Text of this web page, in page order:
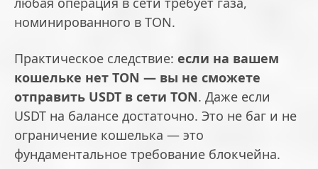
номинированного в TON.
Практическое следствие: если на вашем
кошельке нет TON — вы не сможете
отправить USDT в сети TON. Даже если
USDT на балансе достаточно. Это не баг и не
ограничение кошелька — это
фундаментальное требование блокчейна.